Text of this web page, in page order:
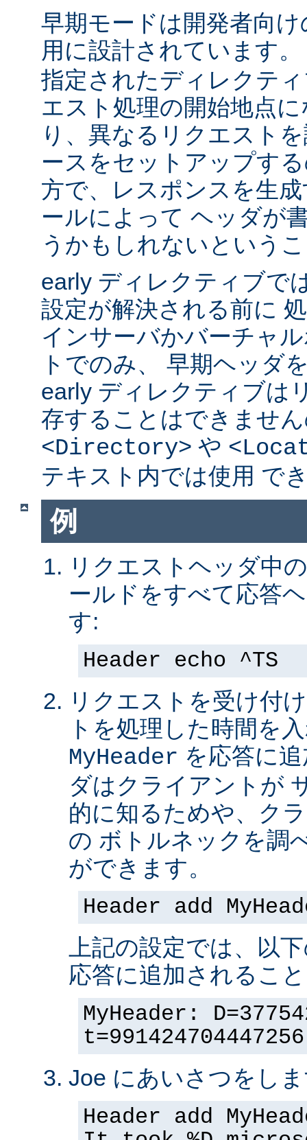
早期モードは開発者向
用に設計されています
指定されたディレクテ
エスト処理の開始地点
り、異なるリクエスト
ースをセットアップす
方で、レスポンスを生
ールによって ヘッダが
うかもしれないという
early ディレクティブで
設定が解決される前に
インサーバかバーチャ
トでのみ、 早期ヘッダ
early ディレクティブは
存することはできませ
<Directory> や
テキスト内では使用 で
例
リクエストヘッダ中
ールドをすべて応答
す:
Header echo ^TS
リクエストを受け付
トを処理した時間を
MyHeader を応答に
ダはクライアントが
的に知るためや、ク
の ボトルネックを調
ができます。
Header add
上記の設定では、以
応答に追加されるこ
MyHeader:
t=991424704447256
Joe にあいさつをし
Header add